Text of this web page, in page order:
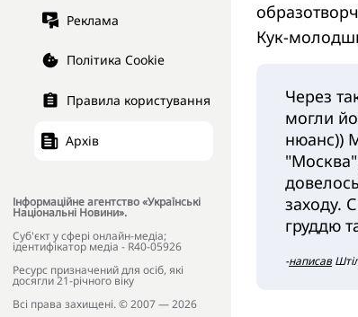
Реклама
Політика Cookie
Правила користування
Архів
Інформаційне агентство «Українські
Національні Новини».
Cуб'єкт у сфері онлайн-медіа;
ідентифікатор медіа - R40-05926
Ресурс призначений для осіб, які
досягли 21-річного віку
Всі права захищені. © 2007 — 2026
Кук-
Через
могли
нюанс))
заходу.
груддю
-написав